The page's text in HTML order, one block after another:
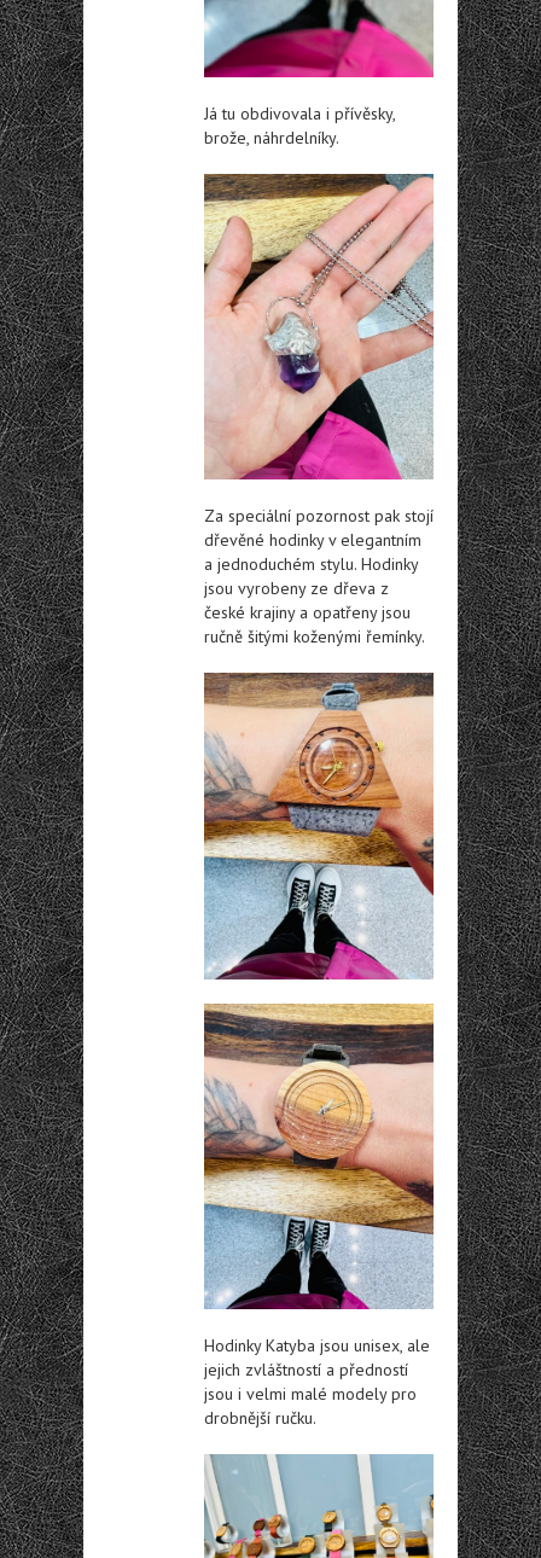
Já tu obdivovala i přívěsky,
brože, náhrdelníky.
Za speciální pozornost pak stojí
dřevěné hodinky v elegantním
a jednoduchém stylu. Hodinky
jsou vyrobeny ze dřeva z
české krajiny a opatřeny jsou
ručně šitými koženými řemínky.
Hodinky Katyba jsou unisex, ale
jejich zvláštností a předností
jsou i velmi malé modely pro
drobnější ručku.